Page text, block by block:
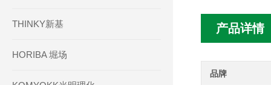
产品详情
品牌
THINKY新基
HORIBA 堀场